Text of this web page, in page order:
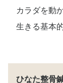
カラダを動
生きる基本
ひなた整骨